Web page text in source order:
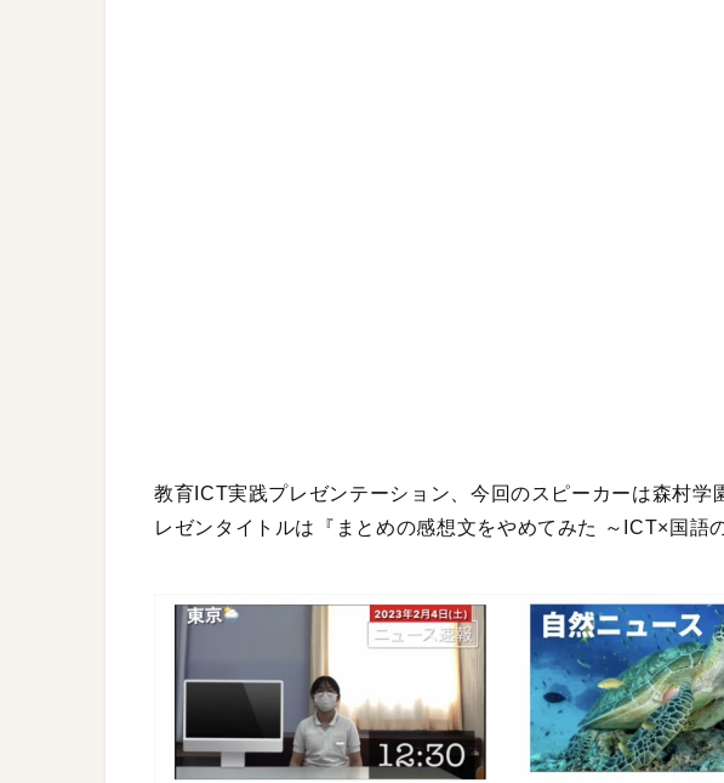
教育ICT実践プレゼンテーション、今回のスピーカーは森村学
レゼンタイトルは『まとめの感想文をやめてみた ～ICT×国語